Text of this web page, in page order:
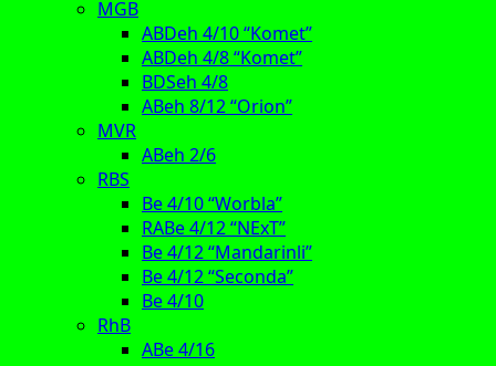
MGB
ABDeh 4/10 “Komet”
ABDeh 4/8 “Komet”
BDSeh 4/8
ABeh 8/12 “Orion”
MVR
ABeh 2/6
RBS
Be 4/10 “Worbla”
RABe 4/12 “NExT”
Be 4/12 “Mandarinli”
Be 4/12 “Seconda”
Be 4/10
RhB
ABe 4/16